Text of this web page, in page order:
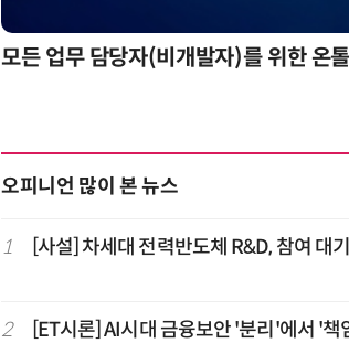
모든 업무 담당자(비개발자)를 위한 온
오피니언 많이 본 뉴스
1 [사설] 차세대 전력반도체 R&D, 참여 대
2 [ET시론] AI시대 금융보안 '분리'에서 '책